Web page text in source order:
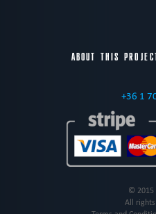
ABOUT THIS
+36 1
©
All